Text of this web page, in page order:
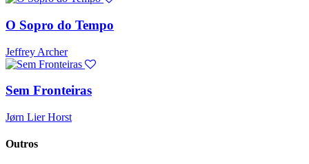
O Sopro do Tempo
Jeffrey Archer
Sem Fronteiras
Jørn Lier Horst
Outros